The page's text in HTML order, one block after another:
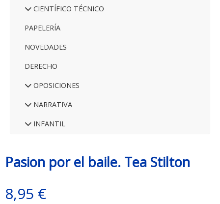
CIENTÍFICO TÉCNICO
PAPELERÍA
NOVEDADES
DERECHO
OPOSICIONES
NARRATIVA
INFANTIL
Pasion por el baile. Tea Stilton
8,95 €